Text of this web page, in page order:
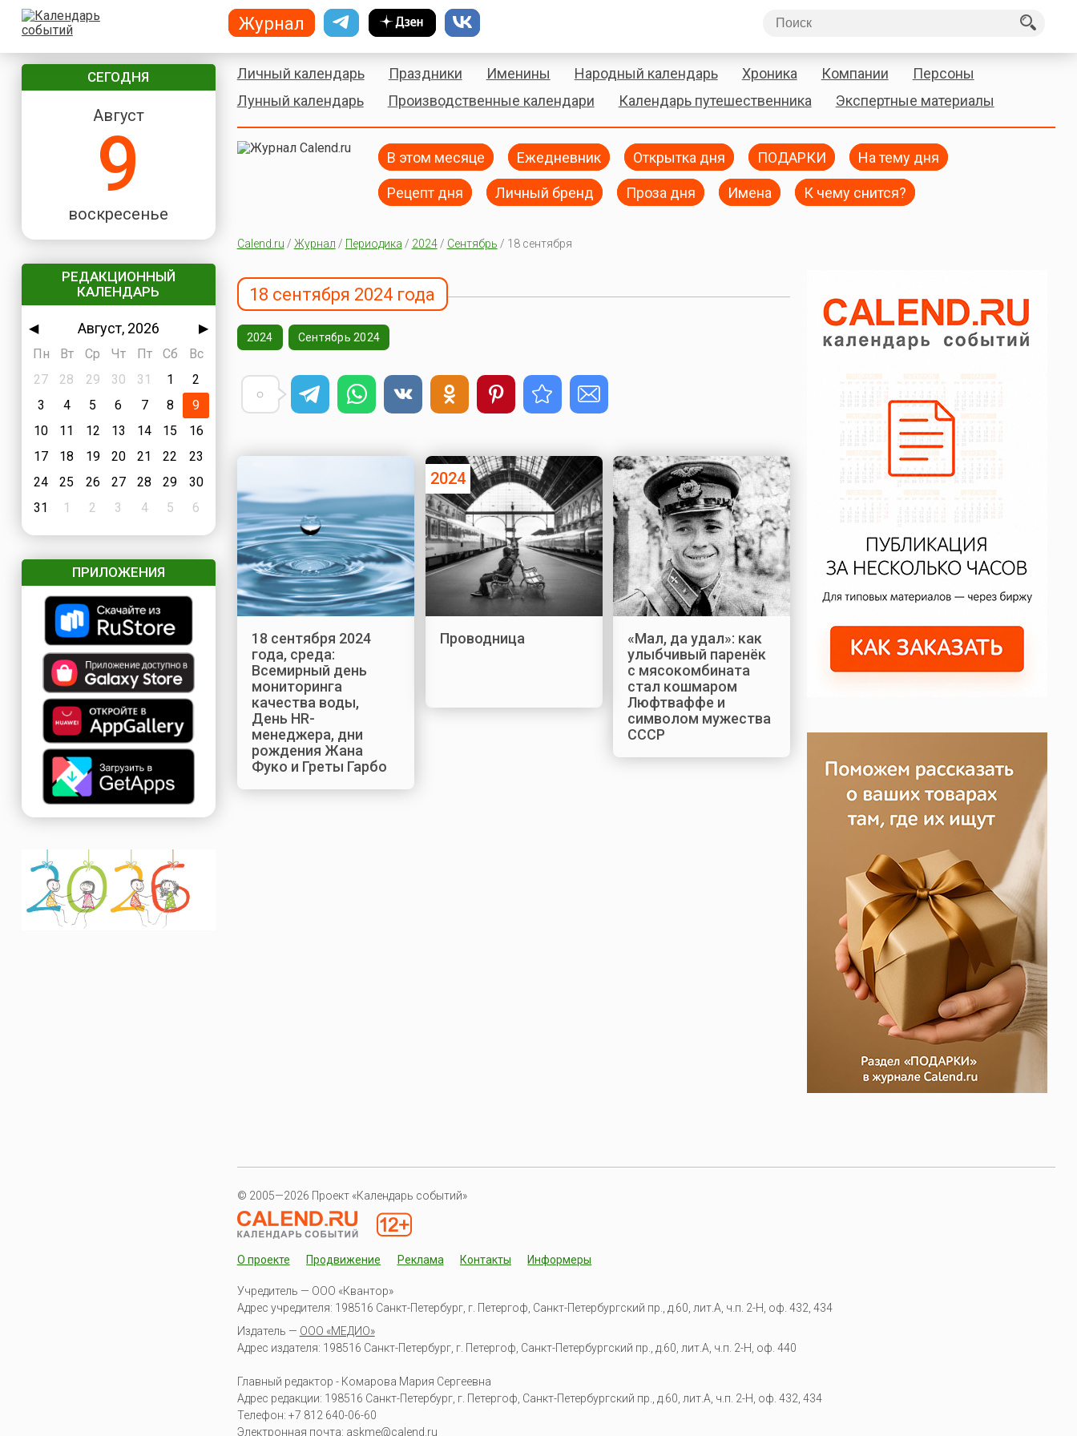
СЕГОДНЯ
Август
9
воскресенье
РЕДАКЦИОННЫЙ
КАЛЕНДАРЬ
◀ Август, 2026
▶
Пн
Вт Ср Чт Пт Сб
Вс
27
28 29 30 31 1
2
3
4 5 6 7 8
9
10
11 12 13 14 15
16
17
18 19 20 21 22
23
24
25 26 27 28 29
30
31
1 2 3 4 5 6
ПРИЛОЖЕНИЯ
Личный календарь Праздники Именины Народный календарь Хроника Компании
Персоны
Лунный календарь
Производственные календари Календарь путешественника Экспертные материалы
В этом месяце Ежедневник Открытка дня ПОДАРКИ На тему дня
Рецепт дня Личный бренд Проза дня Имена К чему снится?
Calend.ru / Журнал / Периодика / 2024/ Сентябрь / 18 сентября
18 сентября 2024 года
2024 Сентябрь 2024
18 сентября 2024
года, среда:
Всемирный день
мониторинга
качества воды,
День HR-
менеджера, дни
рождения Жана
Фуко и Греты Гарбо
2024
Проводница
«Мал, да удал»: как
улыбчивый паренёк
с мясокомбината
стал кошмаром
Люфтваффе и
символом мужества
СССР
© 2005—2026 Проект «Календарь событий»
О проекте Продвижение Реклама Контакты Информеры
Учредитель — ООО «Квантор»
Адрес учредителя: 198516 Санкт-Петербург, г. Петергоф, Санкт-Петербургский пр., д.60, лит.А, ч.п. 2-Н, оф. 432, 434
Издатель — ООО «МЕДИО»
Адрес издателя: 198516 Санкт-Петербург, г. Петергоф, Санкт-Петербургский пр., д.60, лит.А, ч.п. 2-Н, оф. 440
Главный редактор - Комарова Мария Сергеевна
Адрес редакции: 198516 Санкт-Петербург, г. Петергоф, Санкт-Петербургский пр., д.60, лит.А, ч.п. 2-Н, оф. 432, 434
Телефон: +7 812 640-06-60
Электронная почта: askme@calend.ru
Журнал